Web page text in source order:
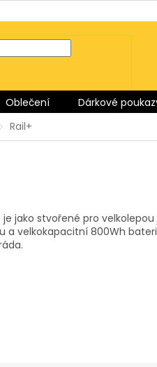
Oblečení Dárkové
Rail+
jako stvořené pro
velkokapacitní 800Wh